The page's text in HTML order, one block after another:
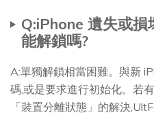
Q:iPhone 遺失或
能解鎖嗎?
A:單獨解鎖相當困難。與新
碼,或是要求進行初始化。若
「裝置分離狀態」的解決